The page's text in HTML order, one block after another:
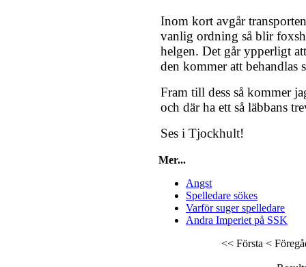
Inom kort avgår
vanlig ordning så blir
helgen. Det går ypperligt
den kommer att behandlas
Fram till dess så kommer
och där ha ett så läbbans
Ses i Tjockhult!
Mer...
Angst
Spelledare sökes
Varför suger spelledare
Andra Imperiet på SSK
<< Första <